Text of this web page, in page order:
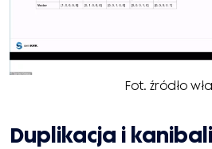
Fot. źródło
Duplikacja i